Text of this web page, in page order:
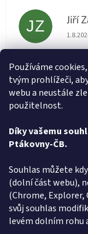
Používáme
tvým prohlížeči,
webu a neustále
použitelnost.
Díky vašemu
Ptákovny-ČB.
Souhlas můžete
(dolní část webu),
(Chrome, Explorer,
svůj souhlas
levém dolním rohu
JZ Jiří
L Lída